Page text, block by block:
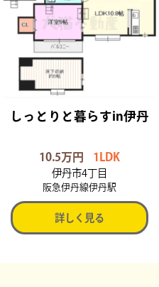
しっとりと暮らすin伊丹
10.5万円 1LDK
伊丹市4丁目
阪急伊丹線伊丹駅
詳しく見る